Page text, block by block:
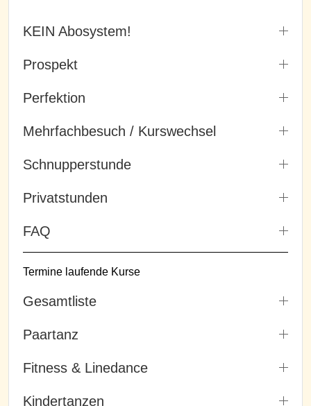
KEIN Abosystem!
Prospekt
Perfektion
Mehrfachbesuch / Kurswechsel
Schnupperstunde
Privatstunden
FAQ
Termine laufende Kurse
Gesamtliste
Paartanz
Fitness & Linedance
Kindertanzen